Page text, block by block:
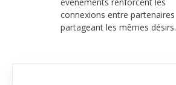
connexions entre partenaires
partageant les mêmes désirs.